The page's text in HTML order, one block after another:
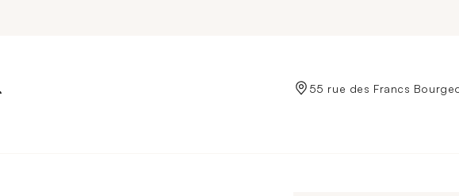
Aller à l'accueil de Crédit Municipal de Paris 55 rue des Francs